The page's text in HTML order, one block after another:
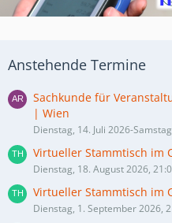
Anstehende Termine
Sachkunde für
| Wien
Dienstag, 14. Juli 2026-
Virtueller Stammtisch im
Dienstag, 18. August 2026,
Virtueller Stammtisch im
Dienstag, 1. September 2026,